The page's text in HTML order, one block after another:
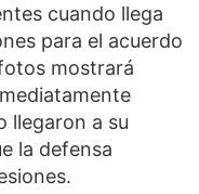
cuando llega
para el acuerdo
mostrará
llegaron a su
la defensa